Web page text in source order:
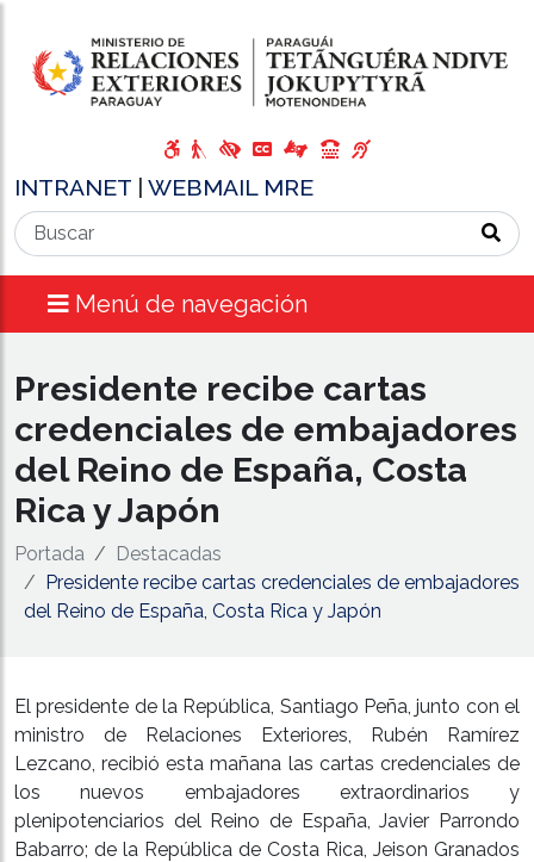
INTRANET WEBMAIL MRE
Menú de navegación
Presidente recibe cartas
credenciales de embajadores
del Reino de España, Costa
Rica y Japón
Portada
Destacadas
Presidente recibe cartas credenciales de embajadores
del Reino de España, Costa Rica y Japón
El presidente de la República, Santiago Peña, junto con el
ministro de Relaciones Exteriores, Rubén Ramírez
Lezcano, recibió esta mañana las cartas credenciales de
los nuevos embajadores extraordinarios y
plenipotenciarios del Reino de España, Javier Parrondo
Babarro; de la República de Costa Rica, Jeison Granados